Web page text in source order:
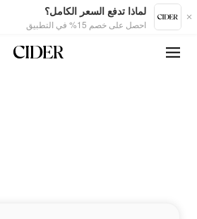
لماذا تدفع السعر الكامل؟
احصل على خصم 15% في التطبيق